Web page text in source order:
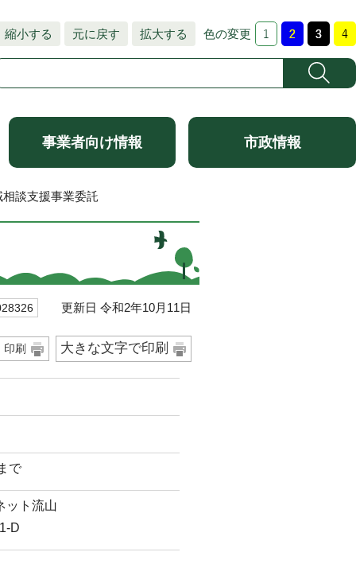
縮小する 元に戻す 拡大する 色の変更
事業者向け情報 市政情報
談支援事業委託
更新日 令和2年10月11日
印刷 大きな文字で印刷
で
ット流山
D